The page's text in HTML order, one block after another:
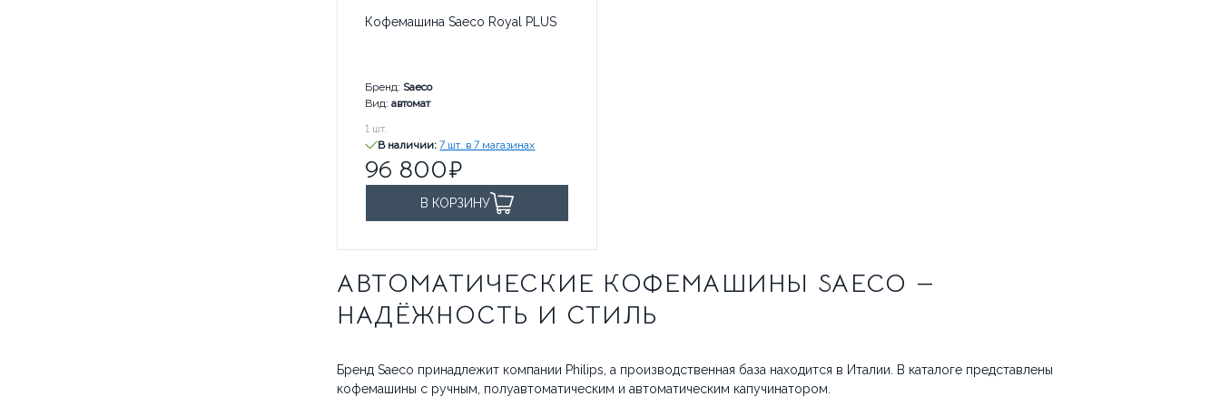
Кофемашина Saeco Royal PLUS
Бренд: Saeco
Вид: автомат
96 800
1 шт.
В наличии: 7 шт. в 7 магазинах
96 800
В КОРЗИНУ
АВТОМАТИЧЕСКИЕ КОФЕМАШИНЫ SAECO —
НАДЁЖНОСТЬ И СТИЛЬ
Бренд Saeco принадлежит компании Philips, а производственная база находится в Италии. В каталоге представлены
кофемашины с ручным, полуавтоматическим и автоматическим капучинатором.